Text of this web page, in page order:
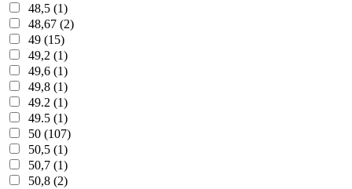
48,5 (1)
48,67 (2)
49 (15)
49,2 (1)
49,6 (1)
49,8 (1)
49.2 (1)
49.5 (1)
50 (107)
50,5 (1)
50,7 (1)
50,8 (2)